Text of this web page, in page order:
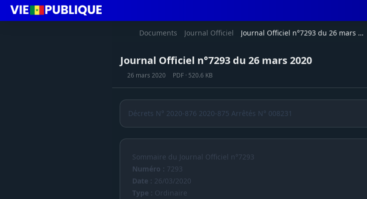
Documents Journal Officiel Journal Officiel n°7293 du 26 mars 2020
Journal Officiel n°7293 du 26 mars 2020
26 mars 2020 PDF · 520.6 KB
Décrets N° 2020-876 2020-875 Arrêtés N° 008231
Sommaire du Journal Officiel n°7293
Numéro : 7293
Date : 26/03/2020
Type : Ordinaire